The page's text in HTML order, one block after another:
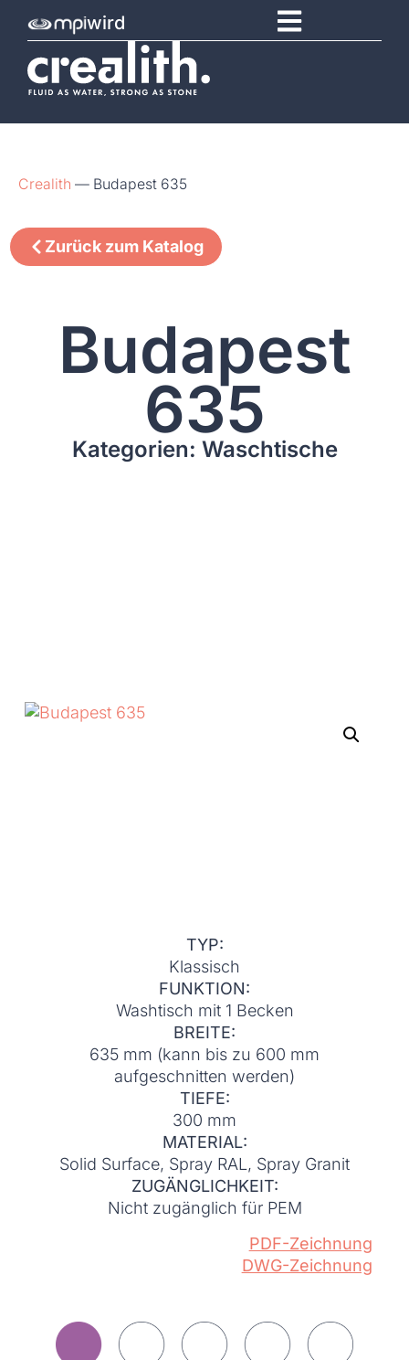
wird
Crealith — Budapest 635
Zurück zum Katalog
Budapest
635
Kategorien: Waschtische
TYP:
Klassisch
FUNKTION:
Washtisch mit 1 Becken
BREITE:
635 mm (kann bis zu 600 mm
aufgeschnitten werden)
TIEFE:
300 mm
MATERIAL:
Solid Surface, Spray RAL, Spray Granit
ZUGÄNGLICHKEIT:
Nicht zugänglich für PEM
PDF-Zeichnung
DWG-Zeichnung